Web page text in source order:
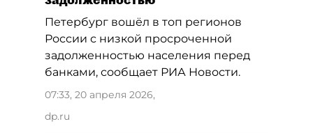
Петербург вошёл в топ регионов
России с низкой просроченной
задолженностью населения перед
банками, сообщает РИА Новости.
07:33, 20 апреля 2026,
dp.ru